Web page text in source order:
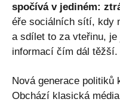
spočívá v jediném:
éře sociálních sítí, kdy
a sdílet to za vteřinu,
informací čím dál těžší.
Nová generace politiků
Obchází klasická